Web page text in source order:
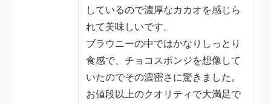
しているので濃厚なカカオを感じら
れて美味しいです。
ブラウニーの中ではかなりしっとり
食感で、チョコスポンジを想像して
いたのでその濃密さに驚きました。
お値段以上のクオリティで大満足で